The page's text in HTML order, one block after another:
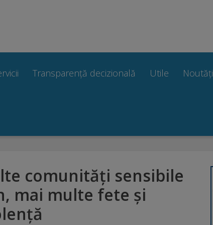
Transparență decizională Utile Noutăți
comunități sensibile
mai multe fete și